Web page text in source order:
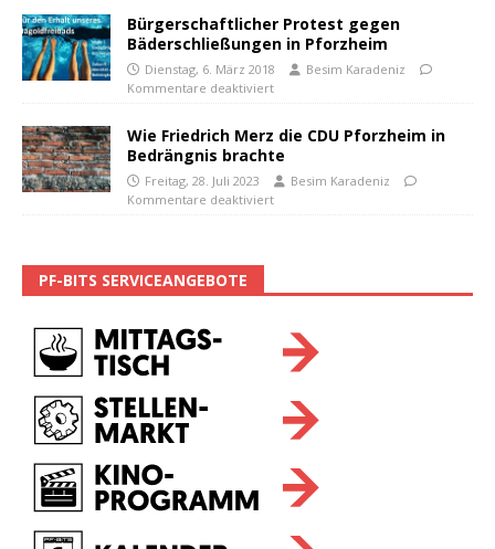
Bürgerschaftlicher Protest gegen
Bäderschließungen in Pforzheim
Dienstag, 6. März 2018
Besim Karadeniz
Kommentare deaktiviert
Wie Friedrich Merz die CDU Pforzheim in
Bedrängnis brachte
Freitag, 28. Juli 2023
Besim Karadeniz
Kommentare deaktiviert
PF-BITS SERVICEANGEBOTE